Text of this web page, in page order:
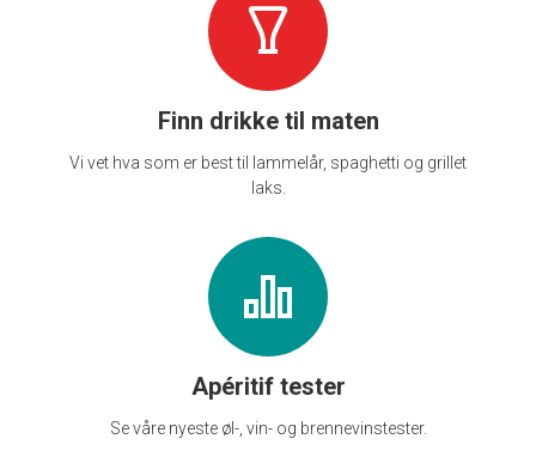
Finn drikke til maten
Vi vet hva som er best til lammelår, spaghetti og grillet
laks.
Apéritif tester
Se våre nyeste øl-, vin- og brennevinstester.